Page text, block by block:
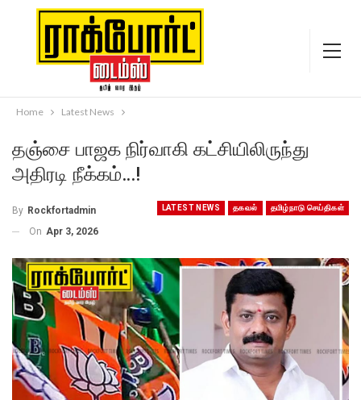
Home Latest News
தஞ்சை பாஜக நிர்வாகி கட்சியிலிருந்து
அதிரடி நீக்கம்…!
LATEST NEWS தகவல் தமிழ்நாடு செய்திகள்
By Rockfortadmin
On Apr 3, 2026